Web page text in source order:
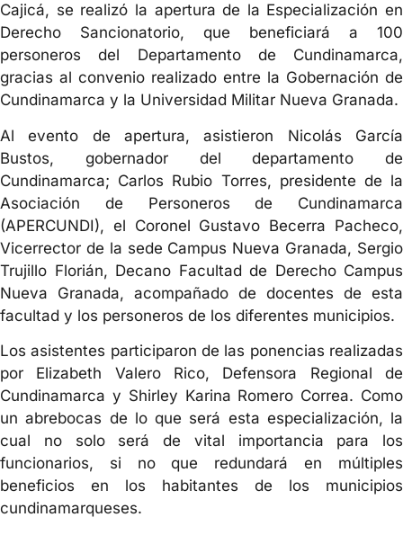
Cajicá, se realizó la apertura de la Especialización en
Derecho Sancionatorio, que beneficiará a 100
personeros del Departamento de Cundinamarca,
gracias al convenio realizado entre la Gobernación de
Cundinamarca y la Universidad Militar Nueva Granada.
Al evento de apertura, asistieron Nicolás García
Bustos, gobernador del departamento de
Cundinamarca; Carlos Rubio Torres, presidente de la
Asociación de Personeros de Cundinamarca
(APERCUNDI), el Coronel Gustavo Becerra Pacheco,
Vicerrector de la sede Campus Nueva Granada, Sergio
Trujillo Florián, Decano Facultad de Derecho Campus
Nueva Granada, acompañado de docentes de esta
facultad y los personeros de los diferentes municipios.
Los asistentes participaron de las ponencias realizadas
por Elizabeth Valero Rico, Defensora Regional de
Cundinamarca y Shirley Karina Romero Correa. Como
un abrebocas de lo que será esta especialización, la
cual no solo será de vital importancia para los
funcionarios, si no que redundará en múltiples
beneficios en los habitantes de los municipios
cundinamarqueses.